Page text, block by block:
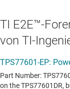
TI E2E™-
von TI-